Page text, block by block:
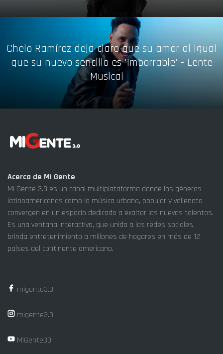
Chelo Ramírez deja claro que su amor al igual
que su nuevo sencillo es 'Imborrable' - Lente
Musical
Acerca de Mi Gente
Mi Gente 3.0 es un canal multiplataforma donde los géneros
latinoamericanos como la música urbana, popular y vallenato
convergen en un espacio dedicado a exaltar los nuevos talentos.
Es una ventana interactiva, que unida a las redes sociales,
brinda entretenimiento a millones de hogares en más de 12
países del continente americano.
migente3.0
migente3.0
MiGente30